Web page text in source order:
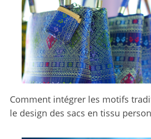
Comment intégrer les motifs
le design des sacs en tissu